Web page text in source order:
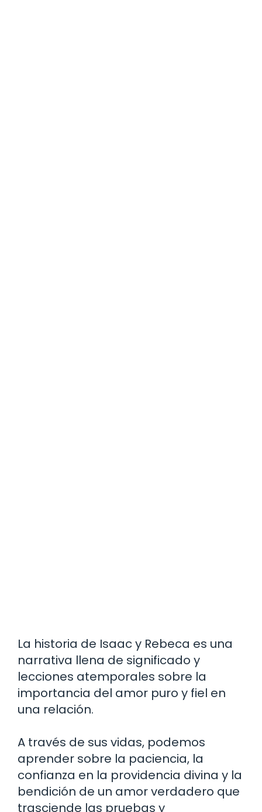
La historia de Isaac y Rebeca es una
narrativa llena de significado y
lecciones atemporales sobre la
importancia del amor puro y fiel en
una relación.
A través de sus vidas, podemos
aprender sobre la paciencia, la
confianza en la providencia divina y la
bendición de un amor verdadero que
trasciende las pruebas y